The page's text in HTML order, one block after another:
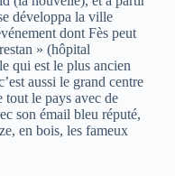
développa la ville
dont Fès peut
» (hôpital
qui est le plus ancien
aussi le grand centre
tout le pays avec de
son émail bleu réputé,
en bois, les fameux